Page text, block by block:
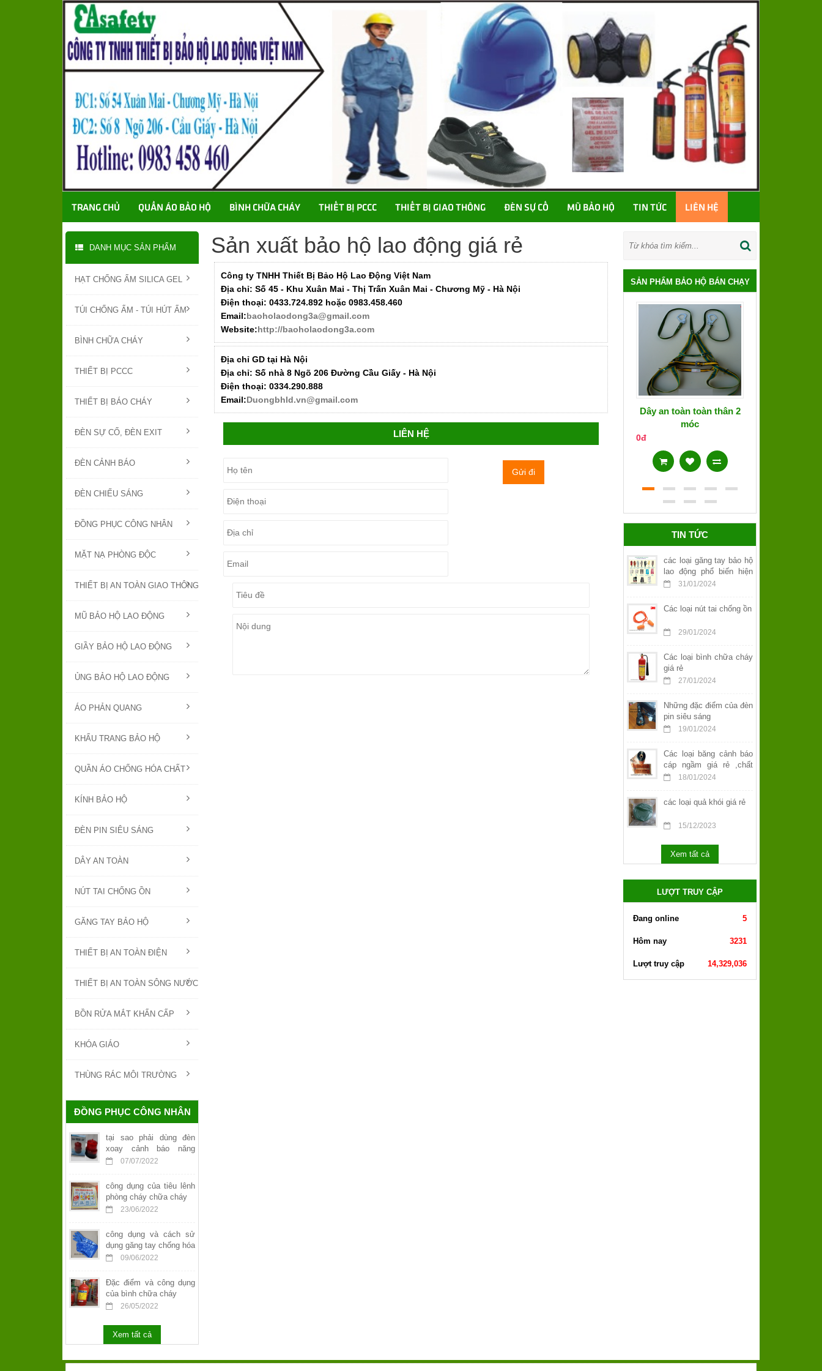
TRANG CHỦ QUẦN ÁO BẢO HỘ BÌNH CHỮA CHÁY THIẾT BỊ PCCC THIẾT BỊ GIAO THÔNG ĐÈN SỰ CỐ MŨ BẢO HỘ TIN TỨC LIÊN HỆ
DANH MỤC SẢN PHẨM
HẠT CHỐNG ẨM SILICA GEL
TÚI CHỐNG ẨM - TÚI HÚT ẨM
BÌNH CHỮA CHÁY
THIẾT BỊ PCCC
THIẾT BỊ BÁO CHÁY
ĐÈN SỰ CỐ, ĐÈN EXIT
ĐÈN CẢNH BÁO
ĐÈN CHIẾU SÁNG
ĐỒNG PHỤC CÔNG NHÂN
MẶT NẠ PHÒNG ĐỘC
THIẾT BỊ AN TOÀN GIAO THÔNG
MŨ BẢO HỘ LAO ĐỘNG
GIẦY BẢO HỘ LAO ĐỘNG
ỦNG BẢO HỘ LAO ĐỘNG
ÁO PHẢN QUANG
KHẨU TRANG BẢO HỘ
QUẦN ÁO CHỐNG HÓA CHẤT
KÍNH BẢO HỘ
ĐÈN PIN SIÊU SÁNG
DÂY AN TOÀN
NÚT TAI CHỐNG ỒN
GĂNG TAY BẢO HỘ
THIẾT BỊ AN TOÀN ĐIỆN
THIẾT BỊ AN TOÀN SÔNG NƯỚC
BỒN RỬA MẮT KHẨN CẤP
KHÓA GIÁO
THÙNG RÁC MÔI TRƯỜNG
ĐỒNG PHỤC CÔNG NHÂN
tại sao phải dùng đèn
xoay cảnh báo năng
lượng mặt trời
07/07/2022
công dụng của tiêu lênh
phòng cháy chữa cháy
23/06/2022
công dụng và cách sử
dụng găng tay chống hóa
chất09/06/2022
Đặc điểm và công dụng
của bình chữa cháy
26/05/2022
Xem tất cả
Sản xuất bảo hộ lao động giá rẻ
Công ty TNHH Thiết Bị Bảo Hộ Lao Động Việt Nam
Địa chỉ: Số 45 - Khu Xuân Mai - Thị Trấn Xuân Mai - Chương Mỹ - Hà Nội
Điện thoại: 0433.724.892 hoặc 0983.458.460
Email:baoholaodong3a@gmail.com
Website:http://baoholaodong3a.com
Địa chỉ GD tại Hà Nội
Địa chỉ: Số nhà 8 Ngõ 206 Đường Cầu Giấy - Hà Nội
Điện thoại: 0334.290.888
Email:Duongbhld.vn@gmail.com
LIÊN HỆ
SẢN PHẨM BẢO HỘ BÁN CHẠY
Dây an toàn toàn thân 2
móc
0đ
TIN TỨC
các loại găng tay bảo hộ
lao động phổ biến hiện
nay
31/01/2024
Các loại nút tai chống ồn
29/01/2024
Các loại bình chữa cháy
giá rẻ
27/01/2024
Những đặc điểm của đèn
pin siêu sáng
19/01/2024
Các loại băng cảnh báo
cáp ngầm giá rẻ ,chất
lượng18/01/2024
các loại quả khói giá rẻ
15/12/2023
Xem tất cả
LƯỢT TRUY CẬP
Đang online 5
Hôm nay 3231
Lượt truy cập 14,329,036